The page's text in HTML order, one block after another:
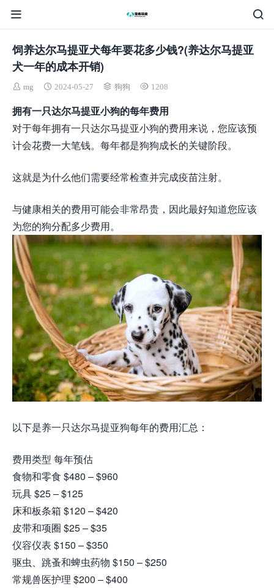
饲养达尔马提亚犬每年要花多少钱?(养达尔马提亚
犬一年的成本开销)
mg 2024-05-27 狗狗 1208
拥有一只达尔马提亚小狗的每年费用
对于每年拥有一只达尔马提亚小狗的费用来说，您应该预
计会花费一大笔钱。每年都是狗狗成长的关键阶段。
这就是为什么他们需要经常检查并完成疫苗注射。
与健康相关的费用可能会非常昂贵，因此最好知道您应该
为您的狗分配多少费用。
以下是养一只达尔马提亚狗每年的费用汇总：
费用类型 每年预估
食物和零食 $480 – $960
玩具 $25 – $125
床和板条箱 $120 – $420
皮带和项圈 $25 – $35
仪容仪表 $150 – $350
驱虫、跳蚤和蜱虫药物 $150 – $250
常规兽医护理 $200 – $400